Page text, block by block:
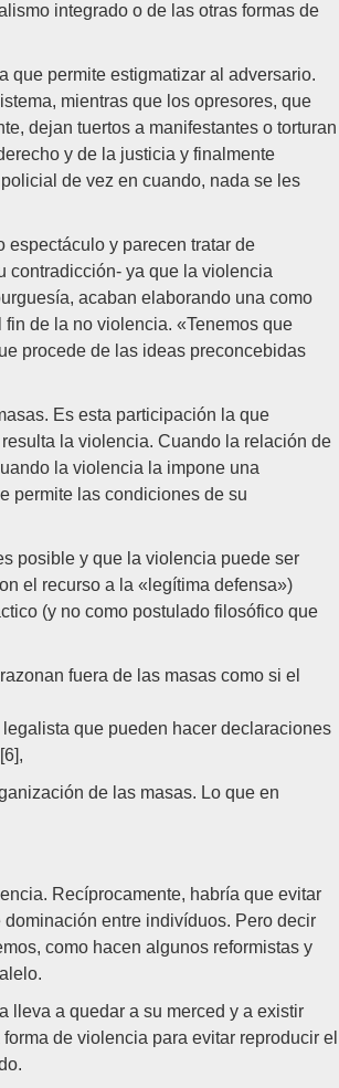
integrado o de las otras formas de
que permite estigmatizar al adversario.
mientras que los opresores, que
dejan tuertos a manifestantes o torturan
y de la justicia y finalmente
de vez en cuando, nada se les
espectáculo y parecen tratar de
contradicción- ya que la violencia
acaban elaborando una como
de la no violencia. «Tenemos que
procede de las ideas preconcebidas
Es esta participación la que
la violencia. Cuando la relación de
la violencia la impone una
permite las condiciones de su
posible y que la violencia puede ser
el recurso a la «legítima defensa»)
(y no como postulado filosófico que
fuera de las masas como si el
que pueden hacer declaraciones
de las masas. Lo que en
Recíprocamente, habría que evitar
entre indivíduos. Pero decir
como hacen algunos reformistas y
lleva a quedar a su merced y a existir
de violencia para evitar reproducir el